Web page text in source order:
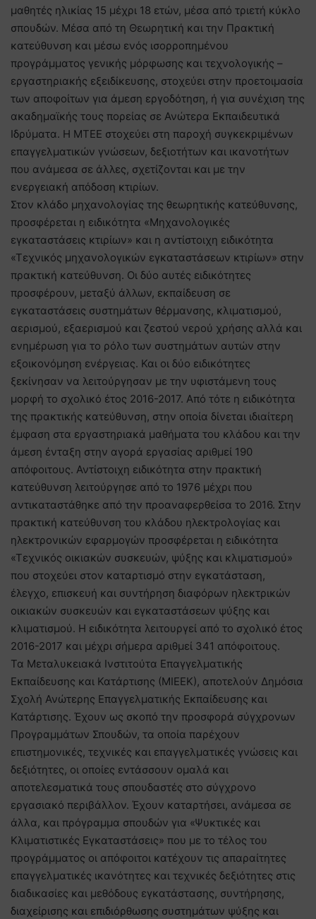
μαθητές ηλικίας 15 μέχρι 18 ετών, μέσα από τριετή κύκλο
σπουδών. Μέσα από τη Θεωρητική και την Πρακτική
κατεύθυνση και μέσω ενός ισορροπημένου
προγράμματος γενικής μόρφωσης και τεχνολογικής –
εργαστηριακής εξειδίκευσης, στοχεύει στην προετοιμασία
των αποφοίτων για άμεση εργοδότηση, ή για συνέχιση της
ακαδημαϊκής τους πορείας σε Ανώτερα Εκπαιδευτικά
Ιδρύματα. Η ΜΤΕΕ στοχεύει στη παροχή συγκεκριμένων
επαγγελματικών γνώσεων, δεξιοτήτων και ικανοτήτων
που ανάμεσα σε άλλες, σχετίζονται και με την
ενεργειακή απόδοση κτιρίων.
Στον κλάδο μηχανολογίας της θεωρητικής κατεύθυνσης,
προσφέρεται η ειδικότητα «Μηχανολογικές
εγκαταστάσεις κτιρίων» και η αντίστοιχη ειδικότητα
«Τεχνικός μηχανολογικών εγκαταστάσεων κτιρίων» στην
πρακτική κατεύθυνση. Οι δύο αυτές ειδικότητες
προσφέρουν, μεταξύ άλλων, εκπαίδευση σε
εγκαταστάσεις συστημάτων θέρμανσης, κλιματισμού,
αερισμού, εξαερισμού και ζεστού νερού χρήσης αλλά και
ενημέρωση για το ρόλο των συστημάτων αυτών στην
εξοικονόμηση ενέργειας. Και οι δύο ειδικότητες
ξεκίνησαν να λειτούργησαν με την υφιστάμενη τους
μορφή το σχολικό έτος 2016-2017. Από τότε η ειδικότητα
της πρακτικής κατεύθυνση, στην οποία δίνεται ιδιαίτερη
έμφαση στα εργαστηριακά μαθήματα του κλάδου και την
άμεση ένταξη στην αγορά εργασίας αριθμεί 190
απόφοιτους. Αντίστοιχη ειδικότητα στην πρακτική
κατεύθυνση λειτούργησε από το 1976 μέχρι που
αντικαταστάθηκε από την προαναφερθείσα το 2016. Στην
πρακτική κατεύθυνση του κλάδου ηλεκτρολογίας και
ηλεκτρονικών εφαρμογών προσφέρεται η ειδικότητα
«Τεχνικός οικιακών συσκευών, ψύξης και κλιματισμού»
που στοχεύει στον καταρτισμό στην εγκατάσταση,
έλεγχο, επισκευή και συντήρηση διαφόρων ηλεκτρικών
οικιακών συσκευών και εγκαταστάσεων ψύξης και
κλιματισμού. Η ειδικότητα λειτουργεί από το σχολικό έτος
2016-2017 και μέχρι σήμερα αριθμεί 341 απόφοιτους.
Τα Μεταλυκειακά Ινστιτούτα Επαγγελματικής
Εκπαίδευσης και Κατάρτισης (ΜΙΕΕΚ), αποτελούν Δημόσια
Σχολή Ανώτερης Επαγγελματικής Εκπαίδευσης και
Κατάρτισης. Έχουν ως σκοπό την προσφορά σύγχρονων
Προγραμμάτων Σπουδών, τα οποία παρέχουν
επιστημονικές, τεχνικές και επαγγελματικές γνώσεις και
δεξιότητες, οι οποίες εντάσσουν ομαλά και
αποτελεσματικά τους σπουδαστές στο σύγχρονο
εργασιακό περιβάλλον. Έχουν καταρτήσει, ανάμεσα σε
άλλα, και πρόγραμμα σπουδών για «Ψυκτικές και
Κλιματιστικές Εγκαταστάσεις» που με το τέλος του
προγράμματος οι απόφοιτοι κατέχουν τις απαραίτητες
επαγγελματικές ικανότητες και τεχνικές δεξιότητες στις
διαδικασίες και μεθόδους εγκατάστασης, συντήρησης,
διαχείρισης και επιδιόρθωσης συστημάτων ψύξης και